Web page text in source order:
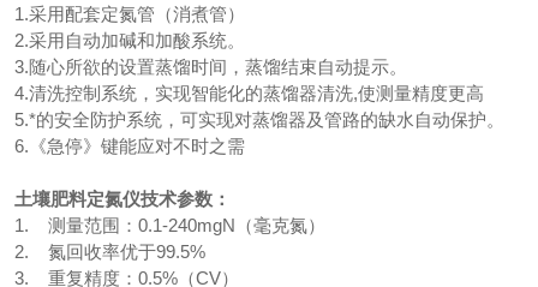
1.采用配套定氮管（消煮管）
2.采用自动加碱和加酸系统。
3.随心所欲的设置蒸馏时间，蒸馏结束自动提示。
4.清洗控制系统，实现智能化的蒸馏器清洗,使测量精度更高
5.*的安全防护系统，可实现对蒸馏器及管路的缺水自动保护。
6.《急停》键能应对不时之需
土壤肥料定氮仪技术参数：
1. 测量范围：0.1-240mgN（毫克氮）
2. 氮回收率优于99.5%
3. 重复精度：0.5%（CV）